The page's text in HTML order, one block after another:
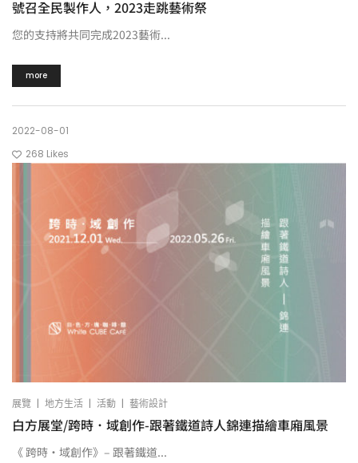
號召全民製作人，2023走跳藝術祭
您的支持將共同完成2023藝術...
more
2022-08-01
268 Likes
展覽 | 地方生活 | 活動 | 藝術設計
白方展堂/跨時．域創作-跟著鐵道詩人錦連描繪車廂風景
《 跨時‧域創作》– 跟著鐵道...